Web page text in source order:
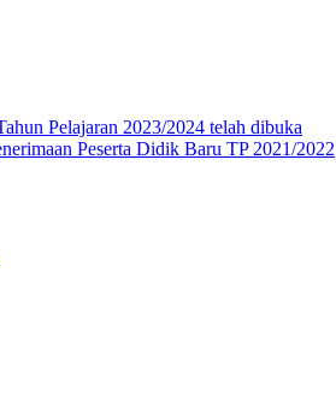
Pelajaran 2023/2024 telah dibuka
Peserta Didik Baru TP 2021/2022